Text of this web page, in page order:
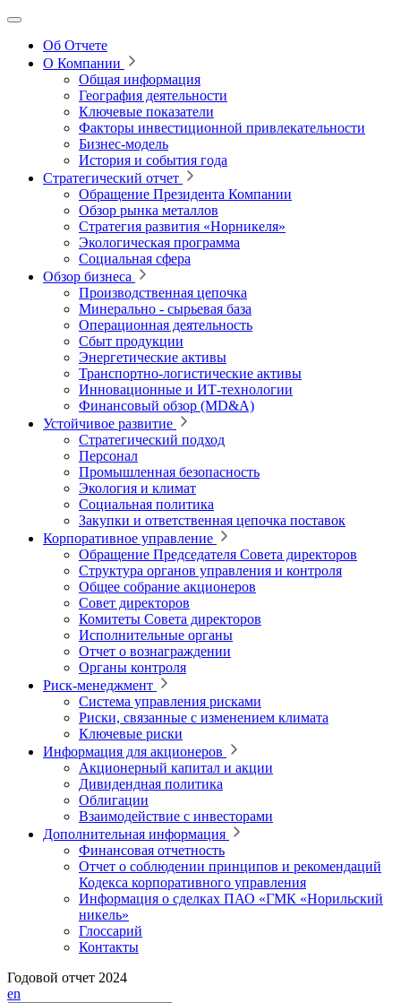
Об Отчете
О Компании
Общая информация
География деятельности
Ключевые показатели
Факторы инвестиционной привлекательности
Бизнес-модель
История и события года
Стратегический отчет
Обращение Президента Компании
Обзор рынка металлов
Стратегия развития «Норникеля»
Экологическая программа
Социальная сфера
Обзор бизнеса
Производственная цепочка
Минерально ‑ сырьевая база
Операционная деятельность
Сбыт продукции
Энергетические активы
Транспортно-логистические активы
Инновационные и ИТ‑технологии
Финансовый обзор (MD&A)
Устойчивое развитие
Стратегический подход
Персонал
Промышленная безопасность
Экология и климат
Социальная политика
Закупки и ответственная цепочка поставок
Корпоративное управление
Обращение Председателя Совета директоров
Структура органов управления и контроля
Общее собрание акционеров
Совет директоров
Комитеты Совета директоров
Исполнительные органы
Отчет о вознаграждении
Органы контроля
Риск-менеджмент
Система управления рисками
Риски, связанные с изменением климата
Ключевые риски
Информация для акционеров
Акционерный капитал и акции
Дивидендная политика
Облигации
Взаимодействие с инвесторами
Дополнительная информация
Финансовая отчетность
Отчет о соблюдении принципов и рекомендаций
Кодекса корпоративного управления
Информация о сделках ПАО «ГМК «Норильский
никель»
Глоссарий
Контакты
Годовой отчет 2024
en